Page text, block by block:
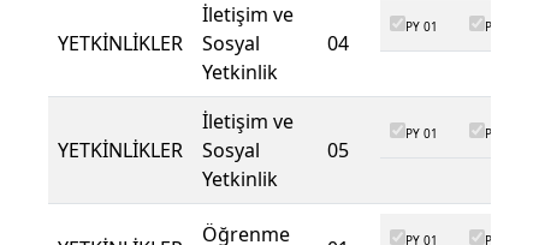
YETKİNLİKLER
İletişim ve
Sosyal
Yetkinlik
04
PY 01 PY 02
YETKİNLİKLER
İletişim ve
Sosyal
Yetkinlik
05
PY 01 PY 02
Öğrenme
PY 01 PY 02